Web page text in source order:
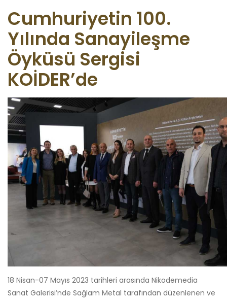
Cumhuriyetin 100.
Yılında Sanayileşme
Öyküsü Sergisi
KOİDER’de
18 Nisan-07 Mayıs 2023 tarihleri arasında Nikodemedia
Sanat Galerisi’nde Sağlam Metal tarafından düzenlenen ve